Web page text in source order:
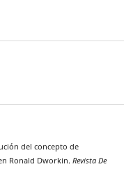
del concepto de
Ronald Dworkin. Revista De